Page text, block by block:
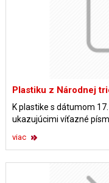
Plastiku z Národnej
K plastike s dátumom
ukazujúcimi víťazné
viac